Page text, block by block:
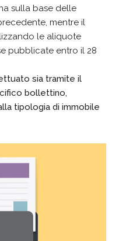
sulla base delle
mentre il
le aliquote
pubblicate entro il 28
sia tramite il
bollettino,
tipologia di immobile